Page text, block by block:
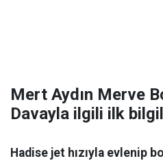
Mert Aydın Merve
Davayla ilgili ilk
Hadise jet hızıyla evlenip